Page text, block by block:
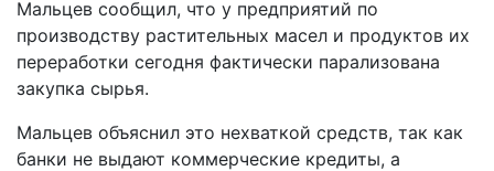
Мальцев сообщил, что у предприятий по
производству растительных масел и продуктов их
переработки сегодня фактически парализована
закупка сырья.
Мальцев объяснил это нехваткой средств, так как
банки не выдают коммерческие кредиты, а